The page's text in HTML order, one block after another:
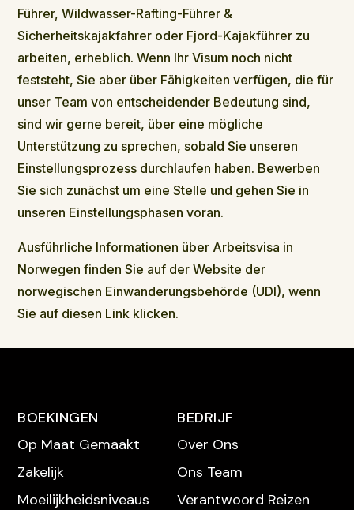
Führer, Wildwasser-Rafting-Führer &
Sicherheitskajakfahrer oder Fjord-Kajakführer zu
arbeiten, erheblich. Wenn Ihr Visum noch nicht
feststeht, Sie aber über Fähigkeiten verfügen, die für
unser Team von entscheidender Bedeutung sind,
sind wir gerne bereit, über eine mögliche
Unterstützung zu sprechen, sobald Sie unseren
Einstellungsprozess durchlaufen haben. Bewerben
Sie sich zunächst um eine Stelle und gehen Sie in
unseren Einstellungsphasen voran.
Ausführliche Informationen über Arbeitsvisa in
Norwegen finden Sie auf derWebsite der
norwegischen Einwanderungsbehörde (UDI), wenn
Sie auf diesen Link klicken.
BOEKINGEN
Op Maat Gemaakt
Zakelijk
Moeilijkheidsniveaus
BEDRIJF
Over Ons
Ons Team
Verantwoord Reizen